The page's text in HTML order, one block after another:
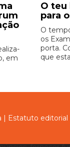
em
O teu
para
O
os
porta.
que
| Estatuto editorial